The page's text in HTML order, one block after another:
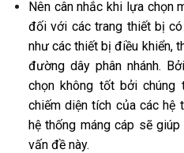
Nên cân nhắc khi lựa chọn
đối với các trang thiết bị
như các thiết bị điều khiển,
đường dây phân nhánh.
chọn không tốt bởi chúng
chiếm diện tích của các hệ
hệ thống máng cáp sẽ
vấn đề này.